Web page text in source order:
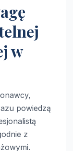
w
powiedzą
z